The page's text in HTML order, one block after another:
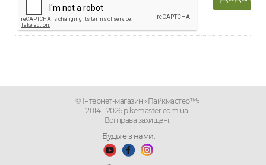
© Інтернет-магазин «Пайкмастер™»
2014 - 2026 pikemaster.com.ua.
Всі права захищені.
Будьте з нами: